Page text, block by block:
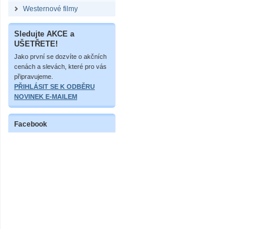
Westernové filmy
Sledujte AKCE a
UŠETŘETE!
Jako první se dozvíte o akčních
cenách a slevách, které pro vás
připravujeme.
PŘIHLÁSIT SE K ODBĚRU
NOVINEK E-MAILEM
Facebook